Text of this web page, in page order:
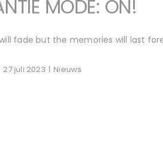
MODE: ON!
fade but the memories will last
27 juli 2023 | Nieuws